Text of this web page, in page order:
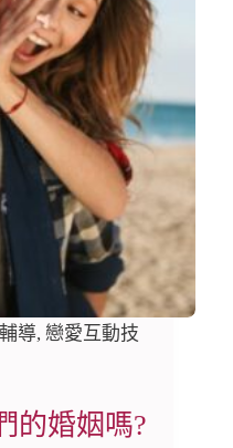
導, 戀愛互動技
的婚姻嗎?